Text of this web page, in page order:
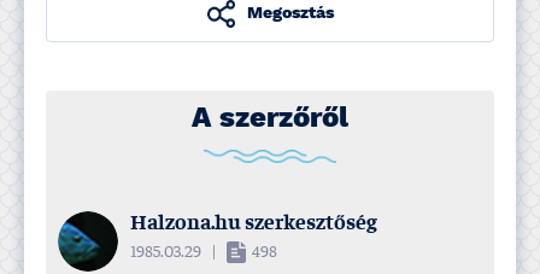
Megosztás
A szerzőről
Halzona.hu szerkesztőség
1985.03.29 498